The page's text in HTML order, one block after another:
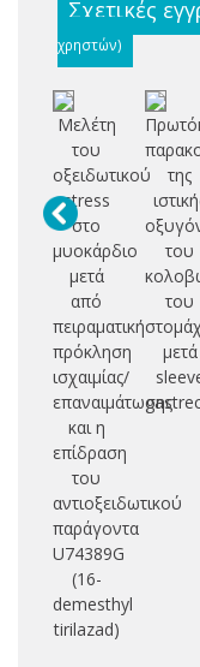
Σχετικές
χρηστών)
Μελέτη
του
οξειδωτικού
stress
στο
μυοκάρδιο
μετά
από
πειραματική
πρόκληση
ισχαιμίας/
επαναιμάτωσης
και η
επίδραση
του
αντιοξειδωτικού
παράγοντα
U74389G
(16-
demesthyl
tirilazad)
της
του
του
μετά